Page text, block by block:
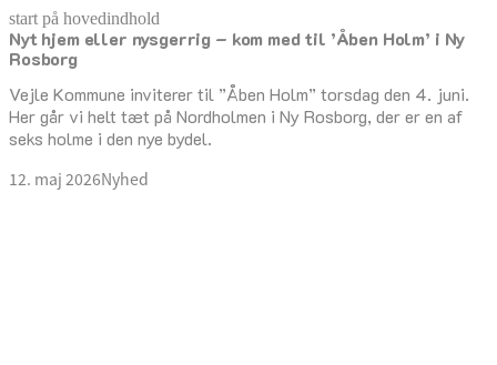
start på hovedindhold
Nyt hjem eller nysgerrig – kom med til ’Åben Holm’ i Ny
Rosborg
Vejle Kommune inviterer til ”Åben Holm” torsdag den 4. juni.
Her går vi helt tæt på Nordholmen i Ny Rosborg, der er en af
seks holme i den nye bydel.
12. maj 2026Nyhed
senest opdateret 13. maj 2026